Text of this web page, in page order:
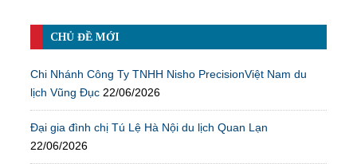
CHỦ ĐỀ MỚI
Chi Nhánh Công Ty TNHH Nisho PrecisionViệt Nam du
lịch Vũng Đục 22/06/2026
Đại gia đình chị Tú Lệ Hà Nội du lịch Quan Lạn
22/06/2026